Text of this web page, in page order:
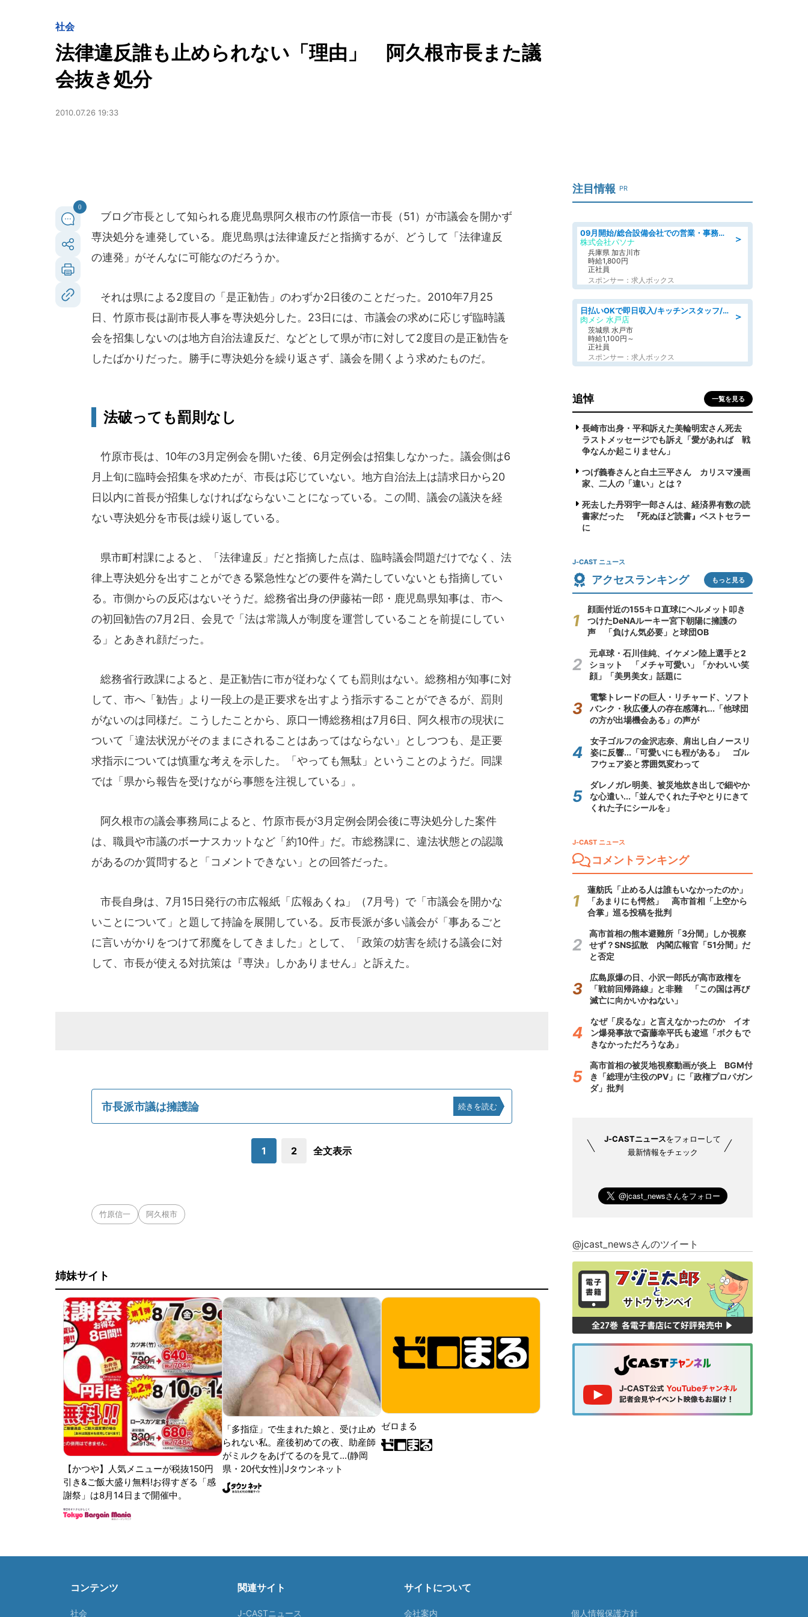
社会
法律違反誰も止められない「理由」 阿久根市長また議
会抜き処分
2010.07.26 19:33
0
ブログ市長として知られる鹿児島県阿久根市の竹原信一市長（51）が市議会を開かず
専決処分を連発している。鹿児島県は法律違反だと指摘するが、どうして「法律違反
の連発」がそんなに可能なのだろうか。
それは県による2度目の「是正勧告」のわずか2日後のことだった。2010年7月25
日、竹原市長は副市長人事を専決処分した。23日には、市議会の求めに応じず臨時議
会を招集しないのは地方自治法違反だ、などとして県が市に対して2度目の是正勧告を
したばかりだった。勝手に専決処分を繰り返さず、議会を開くよう求めたものだ。
法破っても罰則なし
竹原市長は、10年の3月定例会を開いた後、6月定例会は招集しなかった。議会側は6
月上旬に臨時会招集を求めたが、市長は応じていない。地方自治法上は請求日から20
日以内に首長が招集しなければならないことになっている。この間、議会の議決を経
ない専決処分を市長は繰り返している。
県市町村課によると、「法律違反」だと指摘した点は、臨時議会問題だけでなく、法
律上専決処分を出すことができる緊急性などの要件を満たしていないとも指摘してい
る。市側からの反応はないそうだ。総務省出身の伊藤祐一郎・鹿児島県知事は、市へ
の初回勧告の7月2日、会見で「法は常識人が制度を運営していることを前提にしてい
る」とあきれ顔だった。
総務省行政課によると、是正勧告に市が従わなくても罰則はない。総務相が知事に対
して、市へ「勧告」より一段上の是正要求を出すよう指示することができるが、罰則
がないのは同様だ。こうしたことから、原口一博総務相は7月6日、阿久根市の現状に
ついて「違法状況がそのままにされることはあってはならない」としつつも、是正要
求指示については慎重な考えを示した。「やっても無駄」ということのようだ。同課
では「県から報告を受けながら事態を注視している」。
阿久根市の議会事務局によると、竹原市長が3月定例会閉会後に専決処分した案件
は、職員や市議のボーナスカットなど「約10件」だ。市総務課に、違法状態との認識
があるのか質問すると「コメントできない」との回答だった。
市長自身は、7月15日発行の市広報紙「広報あくね」（7月号）で「市議会を開かな
いことについて」と題して持論を展開している。反市長派が多い議会が「事あるごと
に言いがかりをつけて邪魔をしてきました」として、「政策の妨害を続ける議会に対
して、市長が使える対抗策は『専決』しかありません」と訴えた。
市長派市議は擁護論 続きを読む
1 2 全文表示
竹原信一 阿久根市
姉妹サイト
【かつや】人気メニューが税抜150円
引き&ご飯大盛り無料!お得すぎる「感
謝祭」は8月14日まで開催中。
「多指症」で生まれた娘と、受け止め
られない私。産後初めての夜、助産師
がミルクをあげてるのを見て...(静岡
県・20代女性)|Jタウンネット
ゼロまる
注目情報 PR
＞
09月開始/総合設備会社での営業・事務のお仕事/車通勤可/賞与あり/営業/営業事務
株式会社パソナ
兵庫県 加古川市
時給1,800円
正社員
スポンサー：求人ボックス
＞
日払いOKで即日収入/キッチンスタッフ/「原付免許必須」デリバリー業務など、自己成長可能な幅広い仕事に挑戦!髪型自由&ピアス・ネイルOK/茨城県/水戸市
肉メシ 水戸店
茨城県 水戸市
時給1,100円～
正社員
スポンサー：求人ボックス
追悼 一覧を見る
長崎市出身・平和訴えた美輪明宏さん死去
ラストメッセージでも訴え「愛があれば 戦
争なんか起こりません」
つげ義春さんと白土三平さん カリスマ漫画
家、二人の「違い」とは？
死去した丹羽宇一郎さんは、経済界有数の読
書家だった 『死ぬほど読書』ベストセラー
に
J-CAST ニュース
アクセスランキング もっと見る
顔面付近の155キロ直球にヘルメット叩き
つけたDeNAルーキー宮下朝陽に擁護の
声 「負けん気必要」と球団OB
元卓球・石川佳純、イケメン陸上選手と2
ショット 「メチャ可愛い」「かわいい笑
顔」「美男美女」話題に
電撃トレードの巨人・リチャード、ソフト
バンク・秋広優人の存在感薄れ...「他球団
の方が出場機会ある」の声が
女子ゴルフの金沢志奈、肩出し白ノースリ
姿に反響...「可愛いにも程がある」 ゴル
フウェア姿と雰囲気変わって
ダレノガレ明美、被災地炊き出しで細やか
な心遣い...「並んでくれた子やとりにきて
くれた子にシールを」
J-CAST ニュース
コメントランキング
蓮舫氏「止める人は誰もいなかったのか」
「あまりにも愕然」 高市首相「上空から
合掌」巡る投稿を批判
高市首相の熊本避難所「3分間」しか視察
せず？SNS拡散 内閣広報官「51分間」だ
と否定
広島原爆の日、小沢一郎氏が高市政権を
「戦前回帰路線」と非難 「この国は再び
滅亡に向かいかねない」
なぜ「戻るな」と言えなかったのか イオ
ン爆発事故で斎藤幸平氏も逡巡「ボクもで
きなかっただろうなあ」
高市首相の被災地視察動画が炎上 BGM付
き「総理が主役のPV」に「政権プロパガン
ダ」批判
J-CASTニュースをフォローして
最新情報をチェック
@jcast_newsさんのツイート
コンテンツ
社会
関連サイト
J-CASTニュース
サイトについて
会社案内 個人情報保護方針